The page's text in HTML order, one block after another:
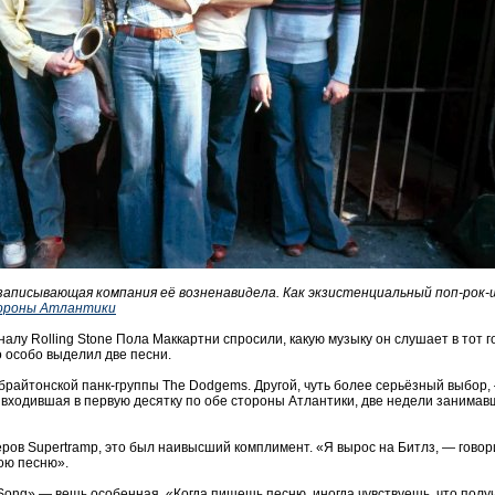
компания её возненавидела. Как экзистенциальный поп-
Атлантики
Rolling Stone Пола Маккартни спросили, какую музыку он слушает в тот
выделил две песни.
панк-группы The Dodgems. Другой, чуть более серьёзный
в первую десятку по обе стороны Атлантики, две недели
Supertramp, это был наивысший комплимент. «Я вырос на Битлз, —
песню».